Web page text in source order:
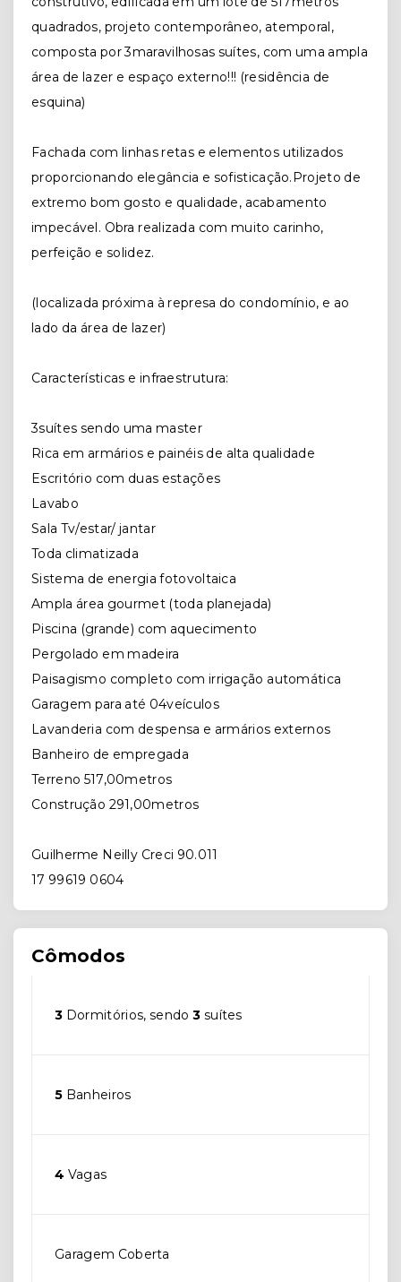
quadrados, projeto contemporâneo, atemporal,
composta por 3maravilhosas suítes, com uma ampla
área de lazer e espaço externo!!! (residência de
esquina)
Fachada com linhas retas e elementos utilizados
proporcionando elegância e sofisticação.Projeto de
extremo bom gosto e qualidade, acabamento
impecável. Obra realizada com muito carinho,
perfeição e solidez.
(localizada próxima à represa do condomínio, e ao
lado da área de lazer)
Características e infraestrutura:
3suítes sendo uma master
Rica em armários e painéis de alta qualidade
Escritório com duas estações
Lavabo
Sala Tv/estar/ jantar
Toda climatizada
Sistema de energia fotovoltaica
Ampla área gourmet (toda planejada)
Piscina (grande) com aquecimento
Pergolado em madeira
Paisagismo completo com irrigação automática
Garagem para até 04veículos
Lavanderia com despensa e armários externos
Banheiro de empregada
Terreno 517,00metros
Construção 291,00metros
Guilherme Neilly Creci 90.011⠀⠀⠀⠀⠀⠀⠀
17 99619 0604
Cômodos
3 Dormitórios, sendo3 suítes
5 Banheiros
4 Vagas
Garagem Coberta